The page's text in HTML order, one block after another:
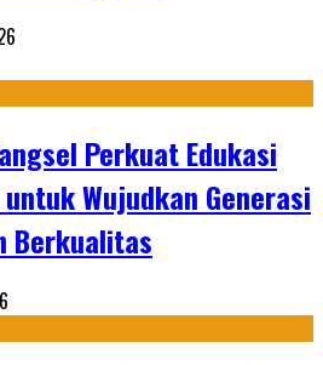
Perkuat Edukasi
Wujudkan Generasi
Berkualitas